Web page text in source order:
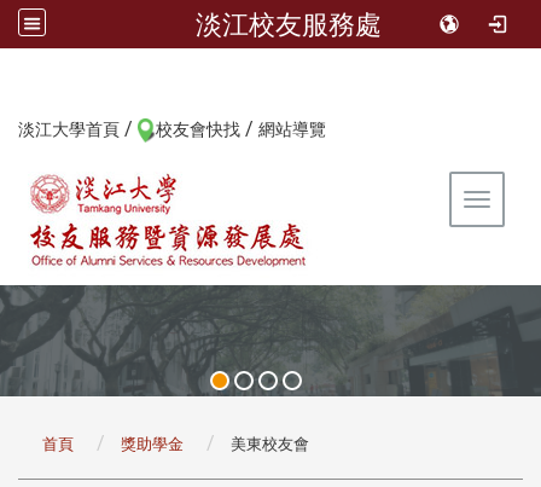
淡江校友服務處
淡江大學首頁 / 校友會快找 / 網站導覽
Toggle
首頁 獎助學金 美東校友會